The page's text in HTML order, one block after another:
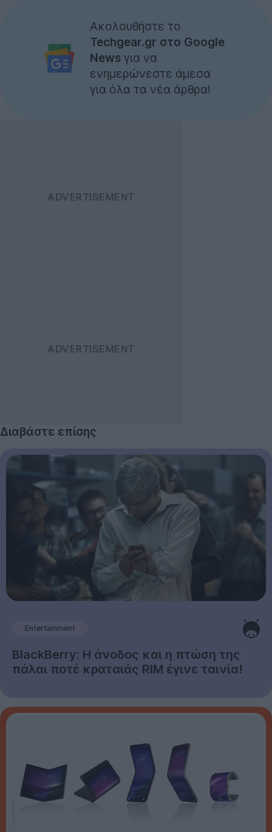
Ακολουθήστε το
Techgear.gr στο Google
News για να
ενημερώνεστε άμεσα
για όλα τα νέα άρθρα!
Διαβάστε επίσης
Entertainment
BlackBerry: Η άνοδος και η πτώση της
πάλαι ποτέ κραταιάς RIM έγινε ταινία!